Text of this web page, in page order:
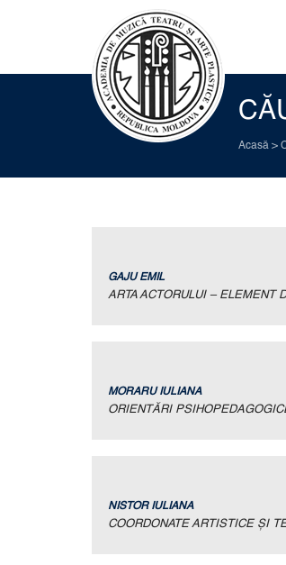
Acasă >
GAJU EMIL
ARTA ACTORULUI – ELEMENT
MORARU IULIANA
ORIENTĂRI
NISTOR IULIANA
COORDONATE ARTISTICE ȘI